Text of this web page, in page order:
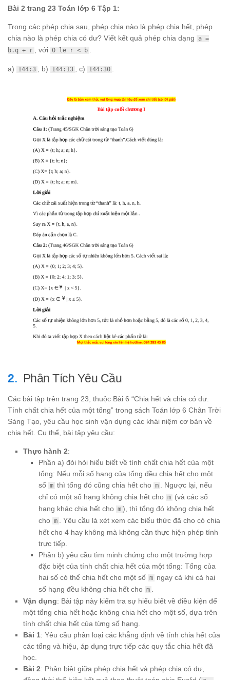
1,806
Bài 2 trang 23 Toán lớp 6 Tập 1:
Trong các phép chia sau, phép chia nào là phép chia hết, phép
chia nào là phép chia có dư? Viết kết quả phép chia dạng
a =
b.q + r
, với 0 le r < b
a) 144:3 ; b) 144:13 ; c) 144:30
Phân Tích Yêu Cầu
Các bài tập trên trang 23, thuộc Bài 6 “Chia hết và chia có dư.
Tính chất chia hết của một tổng” trong sách Toán lớp 6 Chân Trời
Sáng Tạo, yêu cầu học sinh vận dụng các khái niệm cơ bản về
chia hết. Cụ thể, bài tập yêu cầu:
Thực hành 2:
Phần a) đòi hỏi hiểu biết về tính chất chia hết của một
tổng: Nếu mỗi số hạng của tổng đều chia hết cho một
số m thì tổng đó cũng chia hết cho m . Ngược lại, nếu
chỉ có một số hạng không chia hết cho m (và các số
hạng khác chia hết cho m ), thì tổng đó không chia hết
cho m . Yêu cầu là xét xem các biểu thức đã cho có chia
hết cho 4 hay không mà không cần thực hiện phép tính
trực tiếp.
Phần b) yêu cầu tìm minh chứng cho một trường hợp
đặc biệt của tính chất chia hết của một tổng: Tổng của
hai số có thể chia hết cho một số m ngay cả khi cả hai
số hạng đều không chia hết cho m .
Vận dụng: Bài tập này kiểm tra sự hiểu biết về điều kiện để
một tổng chia hết hoặc không chia hết cho một số, dựa trên
tính chất chia hết của từng số hạng.
Bài 1: Yêu cầu phân loại các khẳng định về tính chia hết của
các tổng và hiệu, áp dụng trực tiếp các quy tắc chia hết đã
học.
Bài 2: Phân biệt giữa phép chia hết và phép chia có dư,